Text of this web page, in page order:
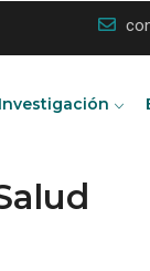
Investigación